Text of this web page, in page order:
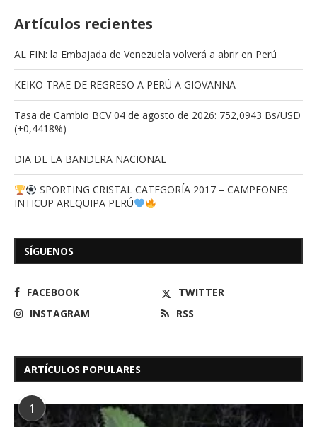
Artículos recientes
AL FIN: la Embajada de Venezuela volverá a abrir en Perú
KEIKO TRAE DE REGRESO A PERÚ A GIOVANNA
Tasa de Cambio BCV 04 de agosto de 2026: 752,0943 Bs/USD
(+0,4418%)
DIA DE LA BANDERA NACIONAL
SPORTING CRISTAL CATEGORÍA 2017 – CAMPEONES
INTICUP AREQUIPA PERÚ
SÍGUENOS
FACEBOOK
TWITTER
INSTAGRAM
RSS
ARTÍCULOS POPULARES
1